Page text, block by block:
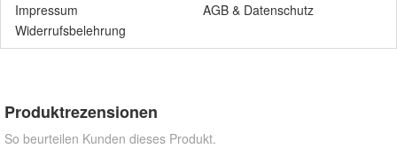
Impressum
AGB & Datenschutz
Widerrufsbelehrung
Produktrezensionen
So beurteilen Kunden dieses Produkt.